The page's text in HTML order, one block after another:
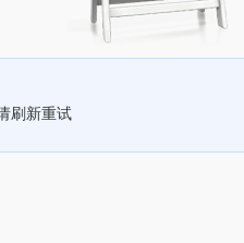
刷新重试